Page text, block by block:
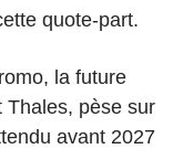
quote-part.
la future
Thales, pèse sur
avant 2027